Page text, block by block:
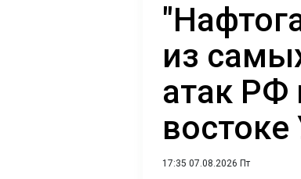
из
атак РФ
17:35 07.08.2026 Пт